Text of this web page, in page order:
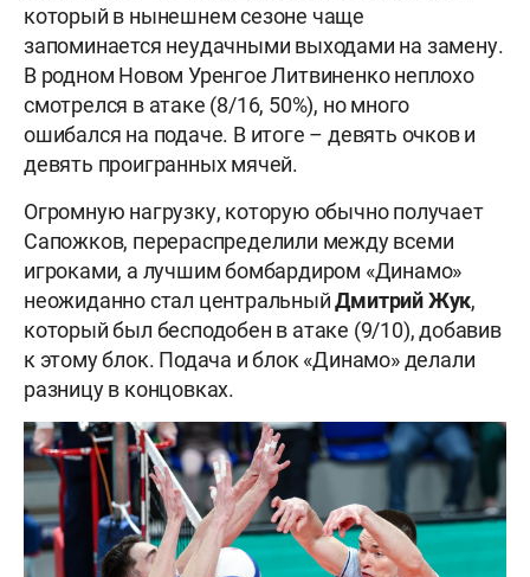
который в нынешнем сезоне чаще
запоминается неудачными выходами на замену.
В родном Новом Уренгое Литвиненко неплохо
смотрелся в атаке (8/16, 50%), но много
ошибался на подаче. В итоге – девять очков и
девять проигранных мячей.
Огромную нагрузку, которую обычно получает
Сапожков, перераспределили между всеми
игроками, а лучшим бомбардиром «Динамо»
неожиданно стал центральныйДмитрийЖук,
который был бесподобен в атаке (9/10), добавив
к этому блок. Подача и блок «Динамо» делали
разницу в концовках.